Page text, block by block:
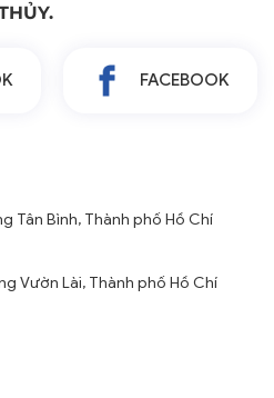
FACEBOOK
Tân Bình, Thành phố Hồ Chí
Vườn Lài, Thành phố Hồ Chí